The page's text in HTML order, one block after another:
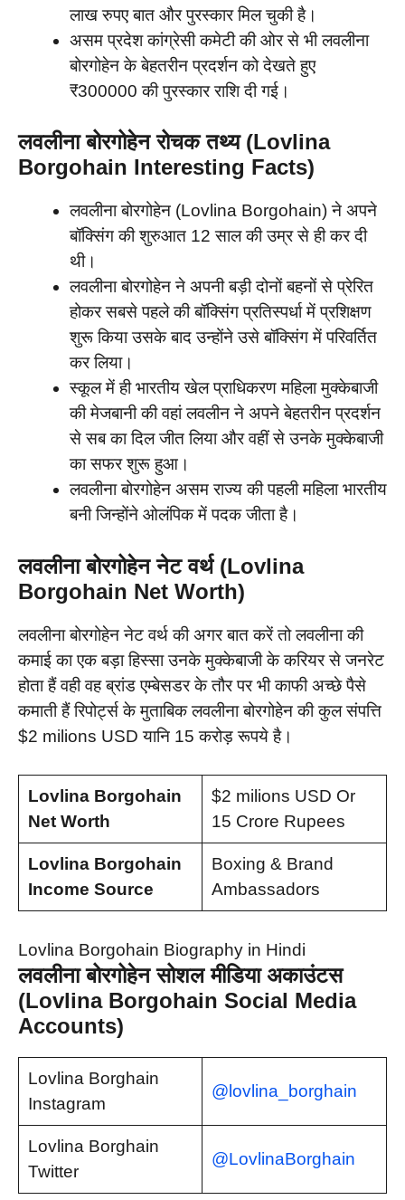
लाख रुपए बात और पुरस्कार मिल चुकी है।
असम प्रदेश कांग्रेसी कमेटी की ओर से भी लवलीना
बोरगोहेन के बेहतरीन प्रदर्शन को देखते हुए
₹300000 की पुरस्कार राशि दी गई।
लवलीना बोरगोहेन रोचक तथ्य (Lovlina
Borgohain Interesting Facts)
लवलीना बोरगोहेन (Lovlina Borgohain) ने अपने
बॉक्सिंग की शुरुआत 12 साल की उम्र से ही कर दी
थी।
लवलीना बोरगोहेन ने अपनी बड़ी दोनों बहनों से प्रेरित
होकर सबसे पहले की बॉक्सिंग प्रतिस्पर्धा में प्रशिक्षण
शुरू किया उसके बाद उन्होंने उसे बॉक्सिंग में परिवर्तित
कर लिया।
स्कूल में ही भारतीय खेल प्राधिकरण महिला मुक्केबाजी
की मेजबानी की वहां लवलीन ने अपने बेहतरीन प्रदर्शन
से सब का दिल जीत लिया और वहीं से उनके मुक्केबाजी
का सफर शुरू हुआ।
लवलीना बोरगोहेन असम राज्य की पहली महिला भारतीय
बनी जिन्होंने ओलंपिक में पदक जीता है।
लवलीना बोरगोहेन नेट वर्थ (Lovlina
Borgohain Net Worth)
लवलीना बोरगोहेन नेट वर्थ की अगर बात करें तो लवलीना की
कमाई का एक बड़ा हिस्सा उनके मुक्केबाजी के करियर से जनरेट
होता हैं वही वह ब्रांड एम्बेसडर के तौर पर भी काफी अच्छे पैसे
कमाती हैं रिपोर्ट्स के मुताबिक लवलीना बोरगोहेन की कुल संपत्ति
$2 milions USD यानि 15 करोड़ रूपये है।
Lovlina Borgohain
Net Worth
$2 milions USD Or
15 Crore Rupees
Lovlina Borgohain
Income Source
Boxing & Brand
Ambassadors
Lovlina Borgohain Biography in Hindi
लवलीना बोरगोहेन सोशल मीडिया अकाउंटस
(Lovlina Borgohain Social Media
Accounts)
Lovlina Borghain
Instagram
@lovlina_borghain
Lovlina Borghain
Twitter
@LovlinaBorghain